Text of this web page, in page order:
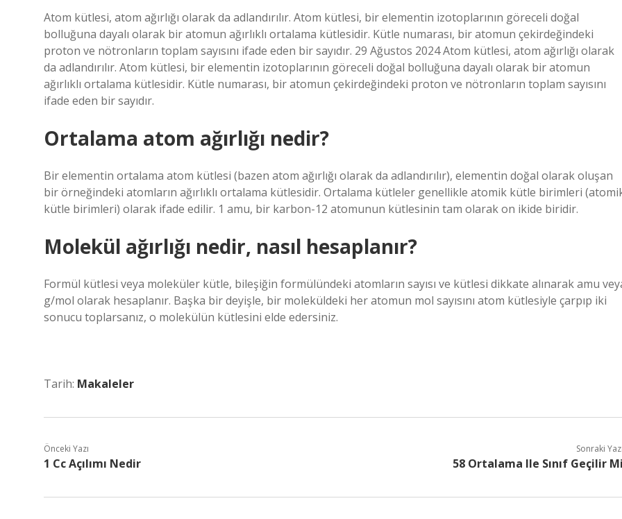
Atom kütlesi, atom ağırlığı olarak da adlandırılır. Atom kütlesi, bir elementin izotoplarının göreceli doğal
bolluğuna dayalı olarak bir atomun ağırlıklı ortalama kütlesidir. Kütle numarası, bir atomun çekirdeğindeki
proton ve nötronların toplam sayısını ifade eden bir sayıdır. 29 Ağustos 2024 Atom kütlesi, atom ağırlığı olarak
da adlandırılır. Atom kütlesi, bir elementin izotoplarının göreceli doğal bolluğuna dayalı olarak bir atomun
ağırlıklı ortalama kütlesidir. Kütle numarası, bir atomun çekirdeğindeki proton ve nötronların toplam sayısını
ifade eden bir sayıdır.
Ortalama atom ağırlığı nedir?
Bir elementin ortalama atom kütlesi (bazen atom ağırlığı olarak da adlandırılır), elementin doğal olarak oluşan
bir örneğindeki atomların ağırlıklı ortalama kütlesidir. Ortalama kütleler genellikle atomik kütle birimleri
kütle birimleri) olarak ifade edilir. 1 amu, bir karbon-12 atomunun kütlesinin tam olarak on ikide biridir.
Molekül ağırlığı nedir, nasıl hesaplanır?
Formül kütlesi veya moleküler kütle, bileşiğin formülündeki atomların sayısı ve kütlesi dikkate alınarak amu
g/mol olarak hesaplanır. Başka bir deyişle, bir moleküldeki her atomun mol sayısını atom kütlesiyle çarpıp iki
sonucu toplarsanız, o molekülün kütlesini elde edersiniz.
Tarih: Makaleler
Önceki Yazı
1 Cc Açılımı Nedir
Sonraki
58 Ortalama Ile Sınıf Geçilir